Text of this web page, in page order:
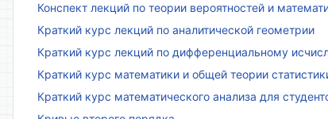
Конспект лекций по теории вероятностей и
Краткий курс лекций по аналитической геометрии
Краткий курс лекций по дифференциальному
Краткий курс математики и общей теории
Краткий курс математического анализа для